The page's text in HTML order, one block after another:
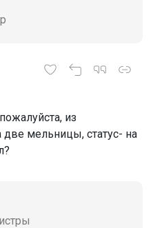
из
мельницы, статус- на